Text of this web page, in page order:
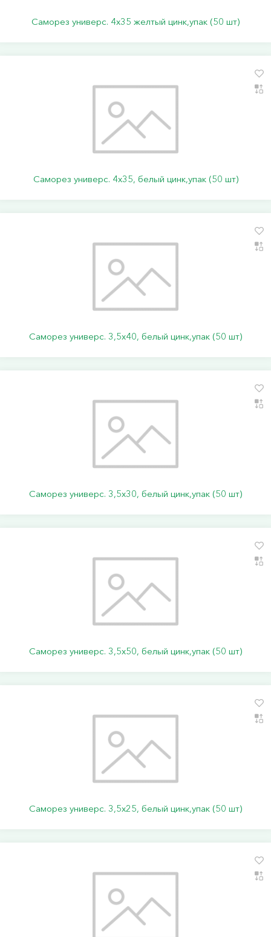
Саморез универс. 4х35 желтый цинк,упак (50 шт)
Саморез универс. 4х35, белый цинк,упак (50 шт)
Саморез универс. 3,5х40, белый цинк,упак (50 шт)
Саморез универс. 3,5х30, белый цинк,упак (50 шт)
Саморез универс. 3,5х50, белый цинк,упак (50 шт)
Саморез универс. 3,5х25, белый цинк,упак (50 шт)